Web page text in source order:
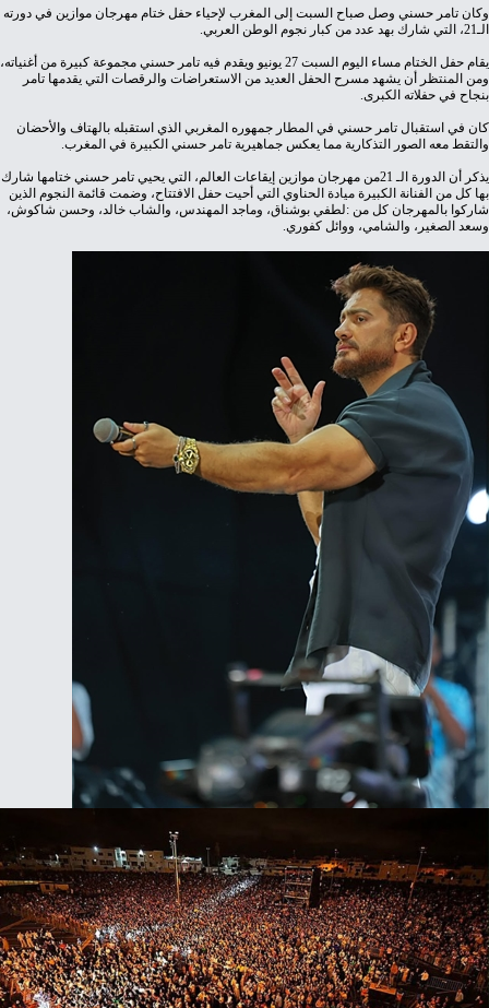
‬الـ21،‭ ‬التي‭ ‬شارك‭ ‬بهد‭ ‬عدد‭ ‬من‭ ‬كبار‭ ‬نجوم‭ ‬الوطن‭ ‬العربي‭.‬
‬بنجاح‭ ‬في‭ ‬حفلاته‭ ‬الكبرى‭.‬
‬والتقط‭ ‬معه‭ ‬الصور‭ ‬التذكارية‭ ‬مما‭ ‬يعكس‭ ‬جماهيرية‭ ‬تامر‭ ‬حسني‭ ‬الكبيرة‭ ‬في‭ ‬المغرب‭.‬
‬وسعد‭ ‬الصغير،‭ ‬والشامي،‭ ‬ووائل‭ ‬كفوري‭.‬